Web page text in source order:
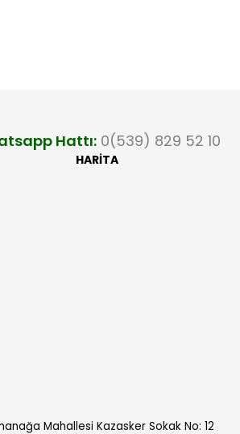
Hattı: 0(539) 829 52 10
HARİTA
Mahallesi Kazasker Sokak No: 12